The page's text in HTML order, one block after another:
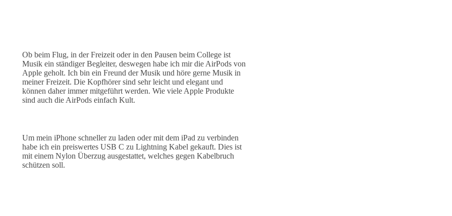
Ob beim Flug, in der Freizeit oder in den Pausen beim College ist
Musik ein ständiger Begleiter, deswegen habe ich mir die AirPods von
Apple geholt. Ich bin ein Freund der Musik und höre gerne Musik in
meiner Freizeit. Die Kopfhörer sind sehr leicht und elegant und
können daher immer mitgeführt werden. Wie viele Apple Produkte
sind auch die AirPods einfach Kult.
Um mein iPhone schneller zu laden oder mit dem iPad zu verbinden
habe ich ein preiswertes USB C zu Lightning Kabel gekauft. Dies ist
mit einem Nylon Überzug ausgestattet, welches gegen Kabelbruch
schützen soll.